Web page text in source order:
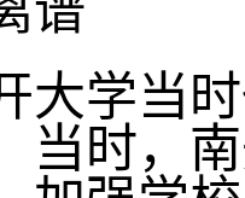
大学当
当时，